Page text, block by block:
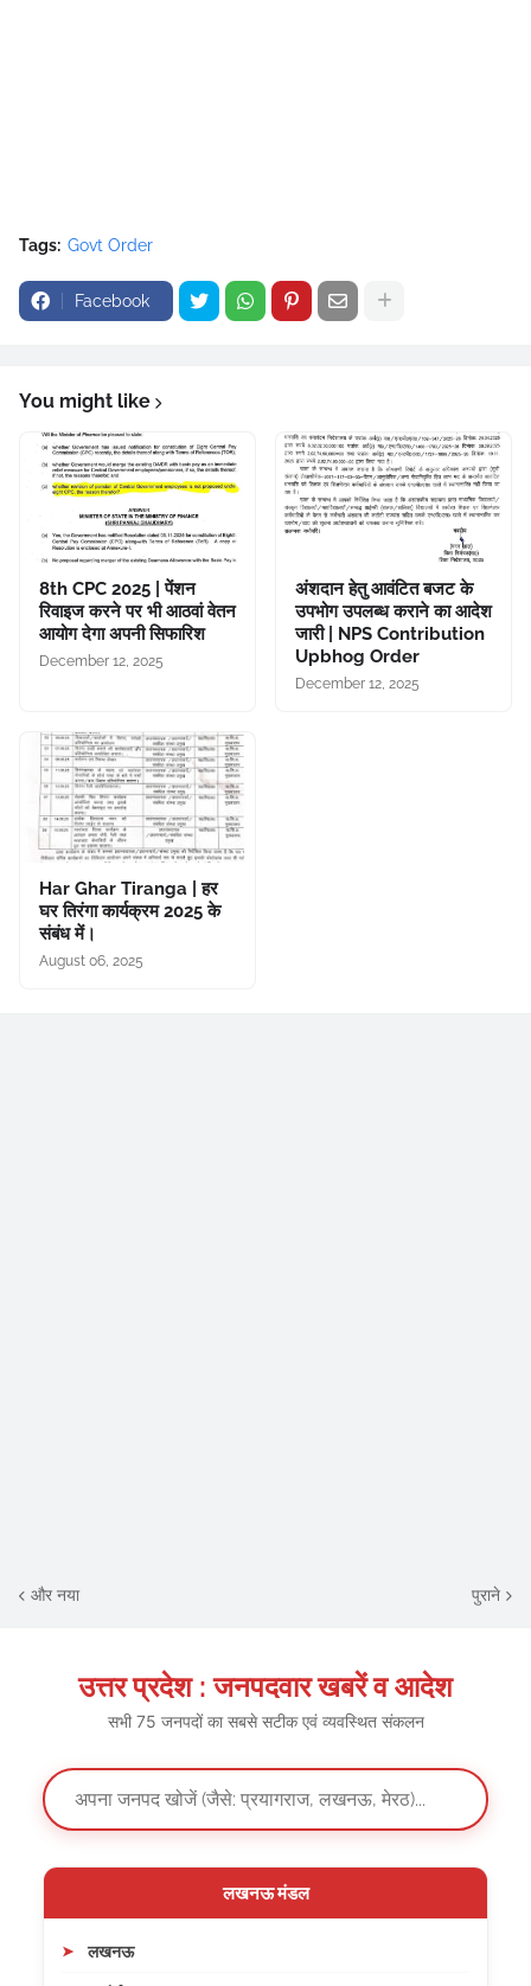
Tags: Govt Order
Facebook
You might like
8th CPC 2025 | पेंशन
रिवाइज करने पर भी आठवां वेतन
आयोग देगा अपनी सिफारिश
December 12, 2025
अंशदान हेतु आवंटित बजट के
उपभोग उपलब्ध कराने का आदेश
जारी | NPS Contribution
Upbhog Order
December 12, 2025
Har Ghar Tiranga | हर
घर तिरंगा कार्यक्रम 2025 के
संबंध में।
August 06, 2025
और नया पुराने
उत्तर प्रदेश : जनपदवार खबरें व आदेश
सभी 75 जनपदों का सबसे सटीक एवं व्यवस्थित संकलन
लखनऊ मंडल
लखनऊ